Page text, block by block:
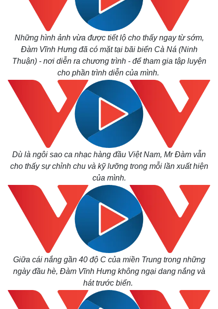
Thế giới
Quan sát
Cuộc sống đó đây
Multimedia
Video
E-Magazine
Infographic
Những hình ảnh vừa được tiết lộ cho thấy ngay từ sớm,
Đàm Vĩnh Hưng đã có mặt tại bãi biển Cà Ná (Ninh
Thuận) - nơi diễn ra chương trình - để tham gia tập luyện
cho phần trình diễn của mình.
Dù là ngôi sao ca nhạc hàng đầu Việt Nam, Mr Đàm vẫn
cho thấy sự chỉnh chu và kỹ lưỡng trong mỗi lần xuất hiện
của mình.
Giữa cái nắng gần 40 độ C của miền Trung trong những
ngày đầu hè, Đàm Vĩnh Hưng không ngại dang nắng và
hát trước biển.